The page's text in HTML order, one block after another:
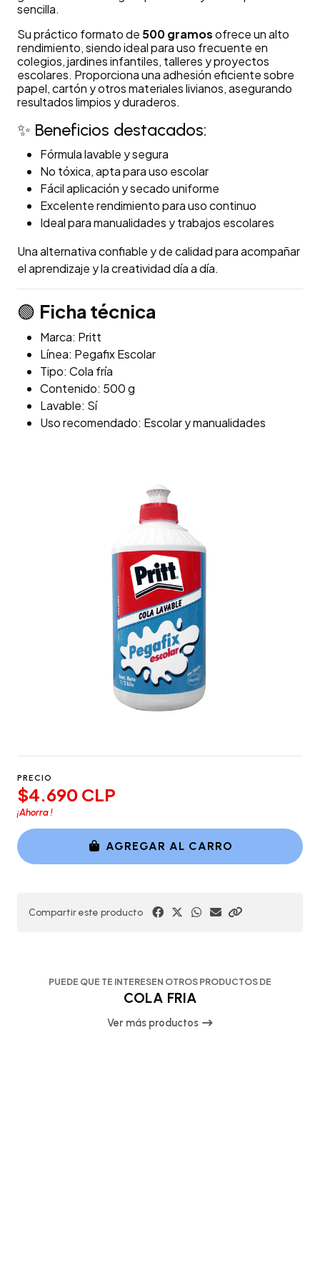
sencilla.
Su práctico formato de 500 gramosofrece un alto
rendimiento, siendo ideal para uso frecuente en
colegios, jardines infantiles, talleres y proyectos
escolares. Proporciona una adhesión eficiente sobre
papel, cartón y otros materiales livianos, asegurando
resultados limpios y duraderos.
✨ Beneficios destacados:
Fórmula lavable y segura
No tóxica, apta para uso escolar
Fácil aplicación y secado uniforme
Excelente rendimiento para uso continuo
Ideal para manualidades y trabajos escolares
Una alternativa confiable y de calidad para acompañar
el aprendizaje y la creatividad día a día.
🟢 Ficha técnica
Marca: Pritt
Línea: Pegafix Escolar
Tipo: Cola fría
Contenido: 500 g
Lavable: Sí
Uso recomendado: Escolar y manualidades
PRECIO
$4.690 CLP
¡Ahorra!
AGREGAR AL CARRO
Compartir este producto
PUEDE QUE TE INTERESEN OTROS PRODUCTOS DE
COLA FRIA
Ver más productos